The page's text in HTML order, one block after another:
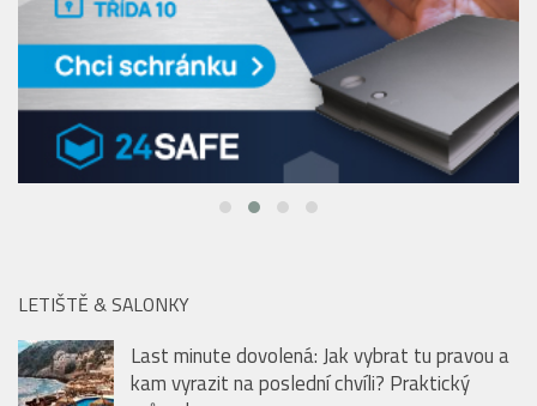
LETIŠTĚ & SALONKY
průvodce
40 let s ikonickými uniformami Emirates: od
vycpávek na ramenou po nanomateriály